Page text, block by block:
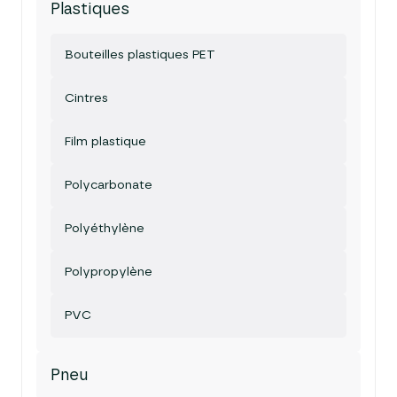
Plastiques
Bouteilles plastiques PET
Cintres
Film plastique
Polycarbonate
Polyéthylène
Polypropylène
PVC
Pneu